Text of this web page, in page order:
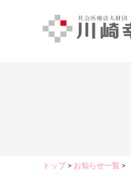
トップ お知らせ一覧